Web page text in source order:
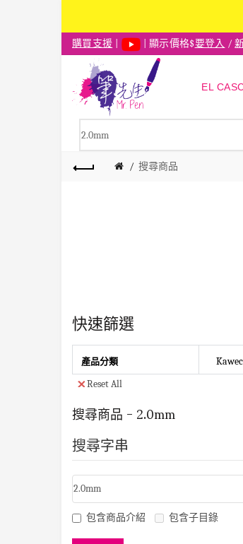
購買支援 | 顯示價格$要登入 /
EL
搜尋商品
快速篩選
產品分類
Reset All
搜尋商品 - 2.0mm
搜尋字串
包含商品介紹 包含子目錄